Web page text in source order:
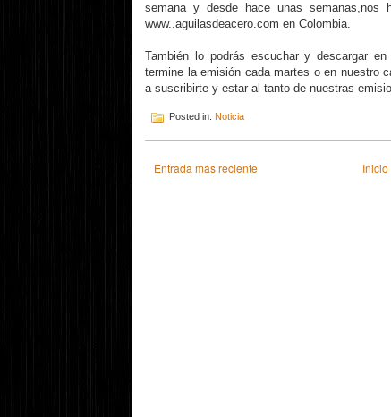
semana y desde hace unas semanas,nos
www..aguilasdeacero.com en Colombia.
También lo podrás escuchar y descargar
termine la emisión cada martes o en nuestro
a suscribirte y estar al tanto de nuestras
Posted in: Noticia
Entrada más reciente Inicio